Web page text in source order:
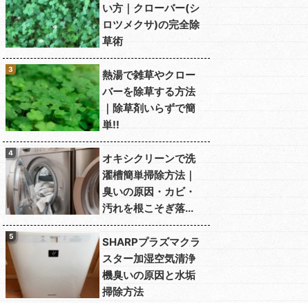
い方｜クローバー(シ
ロツメクサ)の完全除
草術
熱湯で雑草やクロー
バーを除草する方法
｜除草剤いらずで簡
単!!
オキシクリーンで洗
濯槽簡単掃除方法｜
臭いの原因・カビ・
汚れを根こそぎ落...
SHARPプラズマクラ
スター加湿空気清浄
機臭いの原因と水垢
掃除方法